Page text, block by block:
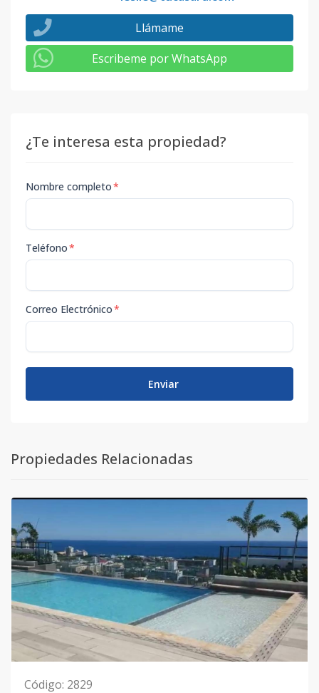
Llámame
Escribeme por WhatsApp
¿Te interesa esta propiedad?
Nombre completo*
Teléfono*
Correo Electrónico*
Enviar
Propiedades Relacionadas
Código: 2829